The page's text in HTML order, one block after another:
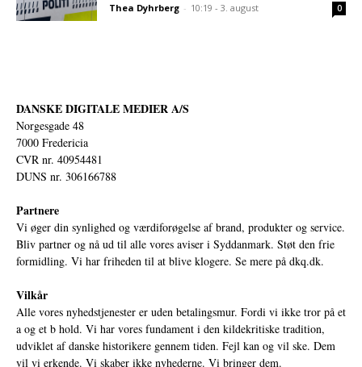
Thea Dyhrberg - 10:19 - 3. august 0
DANSKE DIGITALE MEDIER A/S
Norgesgade 48
7000 Fredericia
CVR nr. 40954481
DUNS nr. 306166788
Partnere
Vi øger din synlighed og værdiforøgelse af brand, produkter og service.
Bliv partner og nå ud til alle vores aviser i Syddanmark. Støt den frie
formidling. Vi har friheden til at blive klogere. Se mere på dkq.dk.
Vilkår
Alle vores nyhedstjenester er uden betalingsmur. Fordi vi ikke tror på et
a og et b hold. Vi har vores fundament i den kildekritiske tradition,
udviklet af danske historikere gennem tiden. Fejl kan og vil ske. Dem
vil vi erkende. Vi skaber ikke nyhederne. Vi bringer dem.